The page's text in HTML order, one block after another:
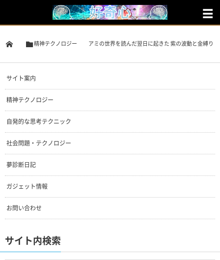
精神テクノロジー アミの世界を読んだ翌日に起きた 紫の波動と金縛り
サイト案内
精神テクノロジー
自発的な思考テクニック
社会問題・テクノロジー
夢診断日記
ガジェット情報
お問い合わせ
サイト内検索